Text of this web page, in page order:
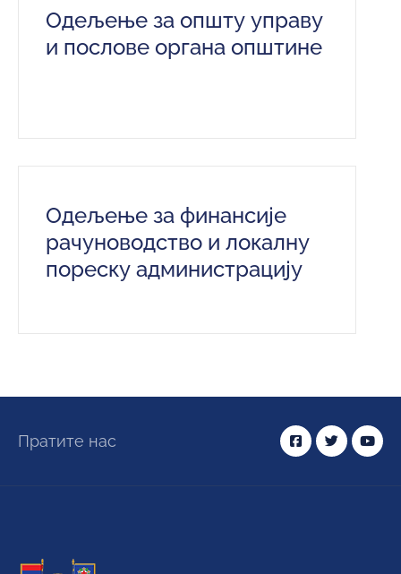
Одељење за општу управу
и послове органа општине
Одељење за финансије
рачуноводство и локалну
пореску администрацију
Пратите нас